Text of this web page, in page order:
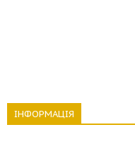
ІНФОРМАЦІЯ